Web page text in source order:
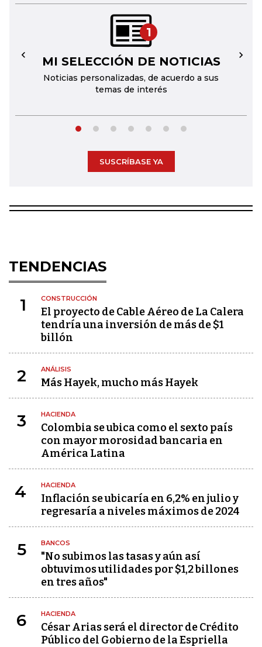
1
MI SELECCIÓN DE NOTICIAS
Noticias personalizadas, de acuerdo a sus
temas de interés
← →
SUSCRÍBASE YA
TENDENCIAS
1 CONSTRUCCIÓN
El proyecto de Cable Aéreo de La Calera
tendría una inversión de más de $1
billón
2 ANÁLISIS
Más Hayek, mucho más Hayek
3 HACIENDA
Colombia se ubica como el sexto país
con mayor morosidad bancaria en
América Latina
4 HACIENDA
Inflación se ubicaría en 6,2% en julio y
regresaría a niveles máximos de 2024
5 BANCOS
"No subimos las tasas y aún así
obtuvimos utilidades por $1,2 billones
en tres años"
6 HACIENDA
César Arias será el director de Crédito
Público del Gobierno de la Espriella